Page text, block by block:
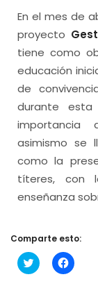
En el mes de
proyecto
tiene como
educación
de
durante esta
importancia
asimismo se
como la
títeres, con
enseñanza
Comparte esto:
Haz
clic
Haz
clic